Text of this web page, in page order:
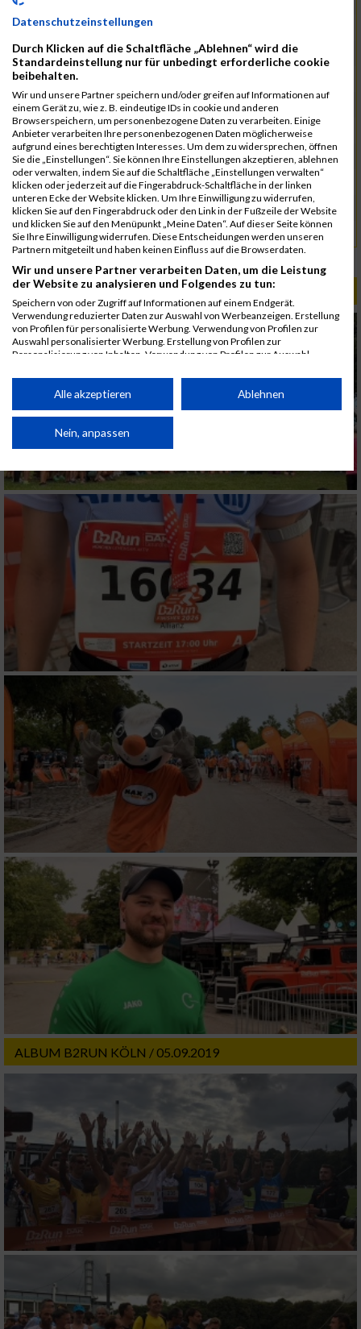
1917
Krause
1859
Borghoff
00:45:01.3
1867
Bürger
1994
Wolf
00:52:26.0
1936
Neuhaus 00:45:04.4
04:13:04
1892
Heermann
00:46:07.7
1918
Krauss
00:47:45.8
1988
Timpe
00:57:02.7
1939
Niestendiedrich
00:57:03.7
ALBUM B2RUN MÜNCHEN / 15.07.2026
ALBUM B2RUN KÖLN / 05.09.2019
Datenschutzeinstellungen
Durch Klicken auf die Schaltfläche „Ablehnen“ wird die
Standardeinstellung nur für unbedingt erforderliche cookie
beibehalten.
Wir und unsere Partner speichern und/oder greifen auf Informationen auf
einem Gerät zu, wie z. B. eindeutige IDs in cookie und anderen
Browserspeichern, um personenbezogene Daten zu verarbeiten. Einige
Anbieter verarbeiten Ihre personenbezogenen Daten möglicherweise
aufgrund eines berechtigten Interesses. Um dem zu widersprechen, öffnen
Sie die „Einstellungen“. Sie können Ihre Einstellungen akzeptieren, ablehnen
oder verwalten, indem Sie auf die Schaltfläche „Einstellungen verwalten“
klicken oder jederzeit auf die Fingerabdruck-Schaltfläche in der linken
unteren Ecke der Website klicken. Um Ihre Einwilligung zu widerrufen,
klicken Sie auf den Fingerabdruck oder den Link in der Fußzeile der Website
und klicken Sie auf den Menüpunkt „Meine Daten“. Auf dieser Seite können
Sie Ihre Einwilligung widerrufen. Diese Entscheidungen werden unseren
Partnern mitgeteilt und haben keinen Einfluss auf die Browserdaten.
Wir und unsere Partner verarbeiten Daten, um die Leistung
der Website zu analysieren und Folgendes zu tun:
Speichern von oder Zugriff auf Informationen auf einem Endgerät.
Verwendung reduzierter Daten zur Auswahl von Werbeanzeigen. Erstellung
von Profilen für personalisierte Werbung. Verwendung von Profilen zur
Auswahl personalisierter Werbung. Erstellung von Profilen zur
Personalisierung von Inhalten. Verwendung von Profilen zur Auswahl
Performance von Inhalten. Analyse von Zielgruppen durch Statistiken oder
Kombinationen von Daten aus verschiedenen Quellen. Entwicklung und
von Inhalten.
Daten können außerhalb der Europäischen Union weitergegeben und in die
Website/App.
Partnerliste anzeigen (1 IAB-Anbieter)
Wir nutzen Ihre Daten für folgende Zwecke:
IAB-Verarbeitungszwecke:
Speichern von oder Zugriff auf Informationen
auf einem Endgerät
Verwendung reduzierter Daten zur Auswahl
von Werbeanzeigen
Erstellung von Profilen für personalisierte
Verwendung von Profilen zur Auswahl
personalisierter Werbung
Erstellung von Profilen zur Personalisierung
von Inhalten
Verwendung von Profilen zur Auswahl
Messung der Werbeleistung
Messung der Performance von Inhalten
Analyse von Zielgruppen durch Statistiken
oder Kombinationen von Daten aus
verschiedenen Quellen
Entwicklung und Verbesserung der Angebote
Verwendung reduzierter Daten zur Auswahl
IAB-Besonderheiten:
Verwendung genauer Standortdaten
Geräte anhand von aktiv angeforderten
Informationen identifizieren
Nicht-IAB-Verarbeitungszwecke:
Performance
Alle akzeptieren Ablehnen
Nein, anpassen